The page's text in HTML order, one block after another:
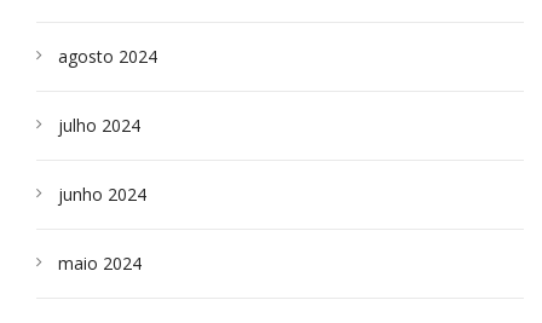
agosto 2024
julho 2024
junho 2024
maio 2024